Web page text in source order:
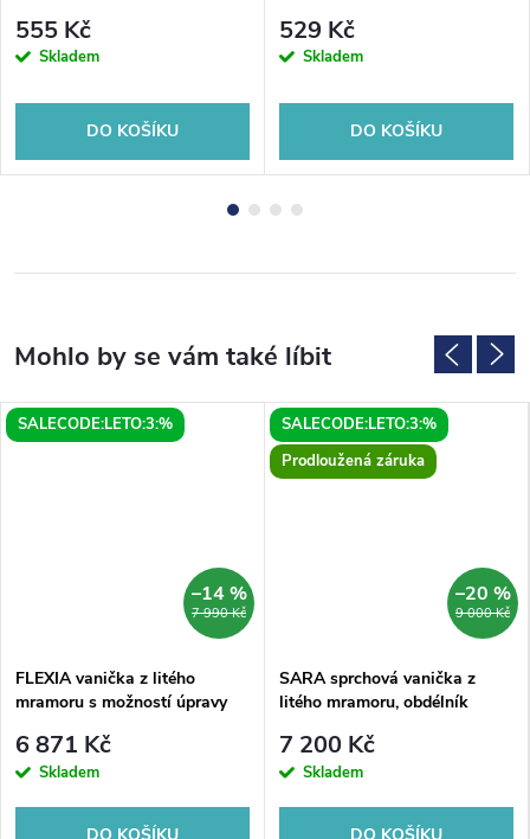
555 Kč
Skladem
DO KOŠÍKU
529 Kč
Skladem
DO KOŠÍKU
SALECODE:LETO:3:%
7 990 Kč
–14 %
FLEXIA vanička z litého
mramoru s možností úpravy
6 871 Kč
Skladem
DO KOŠÍKU
SALECODE:LETO:3:%
Prodloužená záruka
9 000 Kč
–20 %
SARA sprchová vanička z
litého mramoru, obdélník
7 200 Kč
Skladem
DO KOŠÍKU